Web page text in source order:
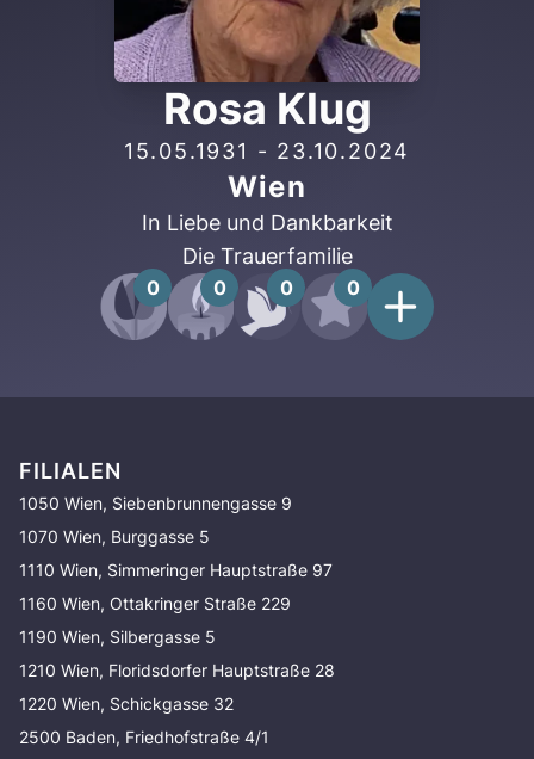
Rosa Klug
15.05.1931 - 23.10.2024
Wien
In Liebe und Dankbarkeit
Die Trauerfamilie
0 0 0 0
FILIALEN
1050 Wien, Siebenbrunnengasse 9
1070 Wien, Burggasse 5
1110 Wien, Simmeringer Hauptstraße 97
1160 Wien, Ottakringer Straße 229
1190 Wien, Silbergasse 5
1210 Wien, Floridsdorfer Hauptstraße 28
1220 Wien, Schickgasse 32
2500 Baden, Friedhofstraße 4/1